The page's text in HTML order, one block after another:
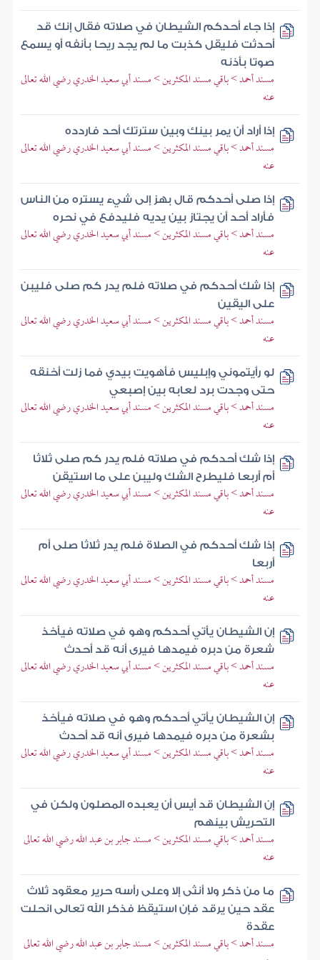
إذا جاء أحدكم الشيطان في صلاته فقال إنك قد
أحدثت فليقل كذبت ما لم يجد ريحا بأنفه أو يسمع
صوتا بأذنه
مسند أحمد > باقي مسند المكثرين > مسند أبي سعيد الخدري رضي الله تعالى
عنه
إذا أراد أن يمر بينك وبين سترتك أحد فاردده
مسند أحمد > باقي مسند المكثرين > مسند أبي سعيد الخدري رضي الله تعالى
عنه
إذا صلى أحدكم قال بهز إلى شيء يستره من الناس
فأراد أحد أن يجتاز بين يديه فليدفع في نحره
مسند أحمد > باقي مسند المكثرين > مسند أبي سعيد الخدري رضي الله تعالى
عنه
إذا شك أحدكم في صلاته فلم يدر كم صلى فليبن
على اليقين
مسند أحمد > باقي مسند المكثرين > مسند أبي سعيد الخدري رضي الله تعالى
عنه
لو رأيتموني وإبليس فأهويت بيدي فما زلت أخنقه
حتى وجدت برد لعابه بين إصبعي
مسند أحمد > باقي مسند المكثرين > مسند أبي سعيد الخدري رضي الله تعالى
عنه
إذا شك أحدكم في صلاته فلم يدر كم صلى ثلاثا
أم أربعا فليطرح الشك وليبن على ما استيقن
مسند أحمد > باقي مسند المكثرين > مسند أبي سعيد الخدري رضي الله تعالى
عنه
إذا شك أحدكم في الصلاة فلم يدر ثلاثا صلى أم
أربعا
مسند أحمد > باقي مسند المكثرين > مسند أبي سعيد الخدري رضي الله تعالى
عنه
إن الشيطان يأتي أحدكم وهو في صلاته فيأخذ
شعرة من دبره فيمدها فيرى أنه قد أحدث
مسند أحمد > باقي مسند المكثرين > مسند أبي سعيد الخدري رضي الله تعالى
عنه
إن الشيطان يأتي أحدكم وهو في صلاته فيأخذ
بشعرة من دبره فيمدها فيرى أنه قد أحدث
مسند أحمد > باقي مسند المكثرين > مسند أبي سعيد الخدري رضي الله تعالى
عنه
إن الشيطان قد أيس أن يعبده المصلون ولكن في
التحريش بينهم
مسند أحمد > باقي مسند المكثرين > مسند جابر بن عبد الله رضي الله تعالى
عنه
ما من ذكر ولا أنثى إلا وعلى رأسه حرير معقود ثلاث
عقد حين يرقد فإن استيقظ فذكر الله تعالى انحلت
عقدة
مسند أحمد > باقي مسند المكثرين > مسند جابر بن عبد الله رضي الله تعالى